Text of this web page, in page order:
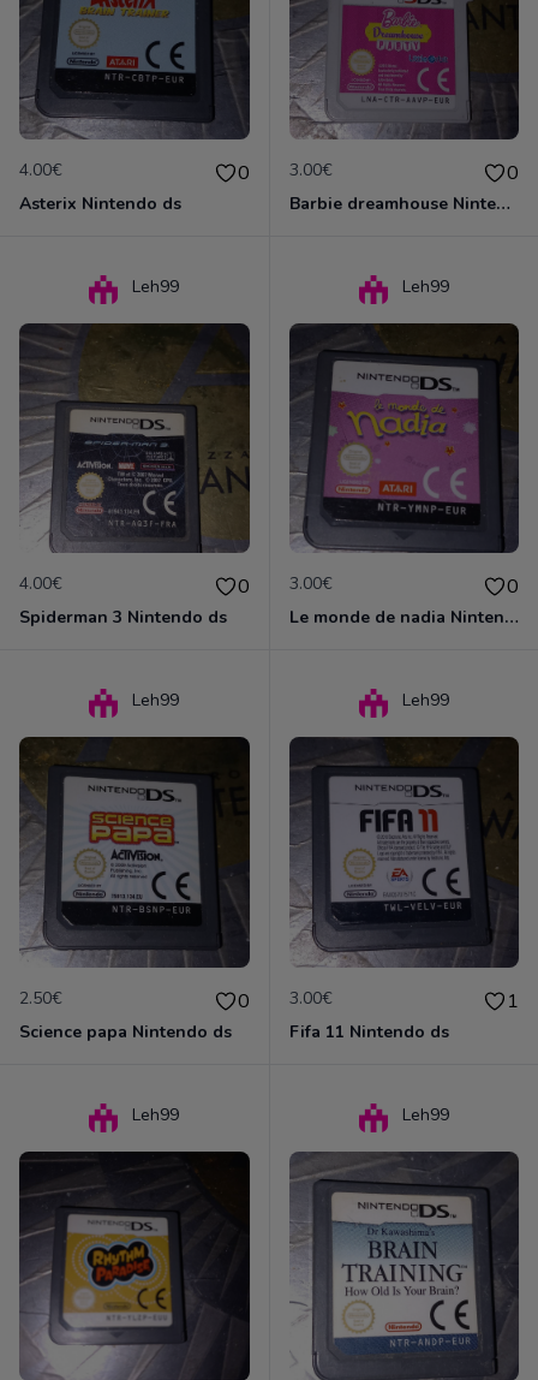
4.00€ 0
Asterix Nintendo ds
3.00€ 0
Barbie dreamhouse Nintendo 3DS
Leh99
4.00€ 0
Spiderman 3 Nintendo ds
Leh99
3.00€ 0
Le monde de nadia Nintendo ds
Leh99
2.50€ 0
Science papa Nintendo ds
Leh99
3.00€ 1
Fifa 11 Nintendo ds
Leh99 Leh99